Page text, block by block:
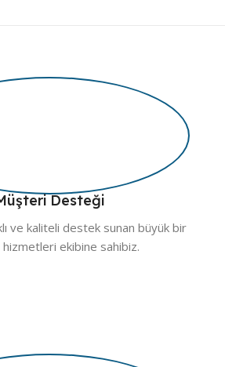
Desteği
ve kaliteli destek sunan büyük bir
ekibine sahibiz.